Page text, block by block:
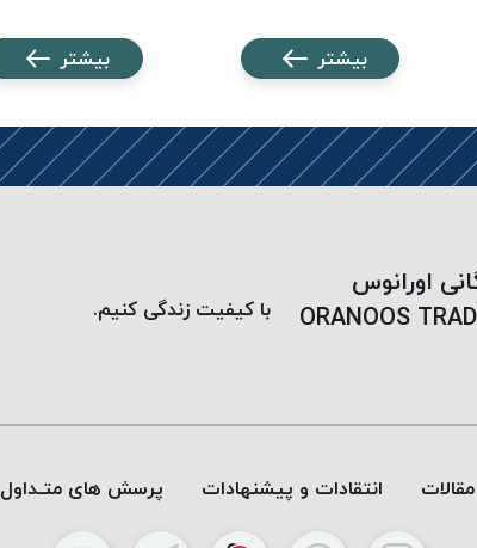
بیشتر بیشتر
اورانوس
ORANOOS
با کیفیت زندگی کنیم.
مقالات انتقادات و پیشنهادات پرسش های متـداول